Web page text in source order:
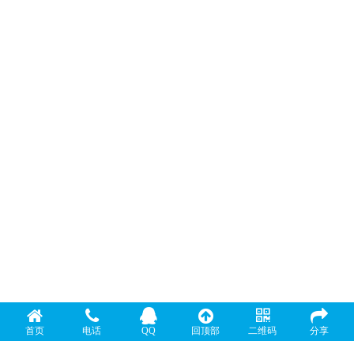
首页 电话 QQ 回顶部 二维码 分享